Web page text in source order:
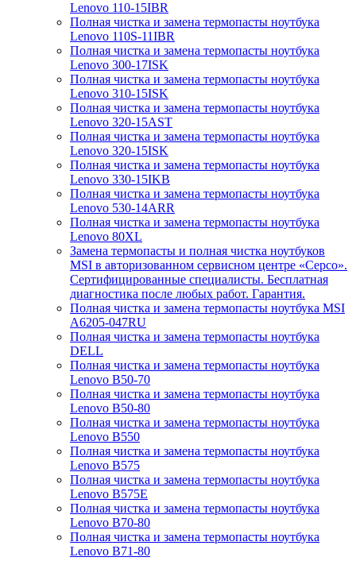
Lenovo 110-15IBR
Полная чистка и замена термопасты ноутбука
Lenovo 110S-11IBR
Полная чистка и замена термопасты ноутбука
Lenovo 300-17ISK
Полная чистка и замена термопасты ноутбука
Lenovo 310-15ISK
Полная чистка и замена термопасты ноутбука
Lenovo 320-15AST
Полная чистка и замена термопасты ноутбука
Lenovo 320-15ISK
Полная чистка и замена термопасты ноутбука
Lenovo 330-15IKB
Полная чистка и замена термопасты ноутбука
Lenovo 530-14ARR
Полная чистка и замена термопасты ноутбука
Lenovo 80XL
Замена термопасты и полная чистка ноутбуков
MSI в авторизованном сервисном центре «Серсо».
Сертифицированные специалисты. Бесплатная
диагностика после любых работ. Гарантия.
Полная чистка и замена термопасты ноутбука MSI
A6205-047RU
Полная чистка и замена термопасты ноутбука
DELL
Полная чистка и замена термопасты ноутбука
Lenovo B50-70
Полная чистка и замена термопасты ноутбука
Lenovo B50-80
Полная чистка и замена термопасты ноутбука
Lenovo B550
Полная чистка и замена термопасты ноутбука
Lenovo B575
Полная чистка и замена термопасты ноутбука
Lenovo B575E
Полная чистка и замена термопасты ноутбука
Lenovo B70-80
Полная чистка и замена термопасты ноутбука
Lenovo B71-80